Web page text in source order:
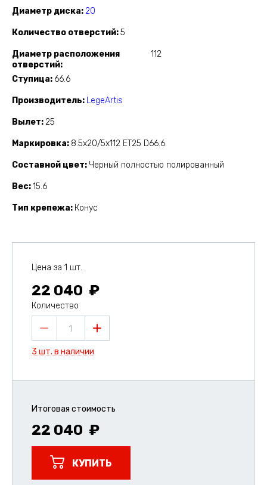
Диаметр диска 20
Количество отверстий 5
Диаметр расположения
отверстий
112
Ступица 66.6
Производитель LegeArtis
Вылет 25
Маркировка 8.5x20/5x112 ET25 D66.6
Составной цвет Черный полностью полированный
Вес 15.6
Тип крепежа Конус
Цена за 1 шт.
22 040
Количество
1
3 шт. в наличии
Итоговая стоимость
22 040
КУПИТЬ